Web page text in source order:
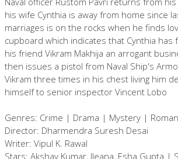
his wife Cynthia is away from home since
marriages is on the rocks when he finds
cupboard which indicates that Cynthia
his friend Vikram Makhija an arrogant
then issues a pistol from Naval Ship's
Vikram three times in his chest living him
himself to senior inspector Vincent Lobo
Genres: Crime | Drama | Mystery |
Director: Dharmendra Suresh Desai
Writer: Vipul K. Rawal
Stars: Akshay Kumar, Ileana, Esha Gupta |